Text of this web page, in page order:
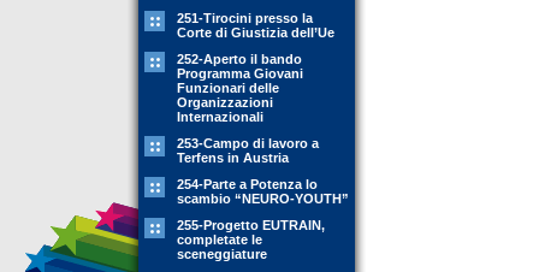
251-Tirocini presso la
Corte di Giustizia dell’Ue
252-Aperto il bando
Programma Giovani
Funzionari delle
Organizzazioni
Internazionali
253-Campo di lavoro a
Terfens in Austria
254-Parte a Potenza lo
scambio “NEURO-YOUTH”
255-Progetto EUTRAIN,
completate le
sceneggiature